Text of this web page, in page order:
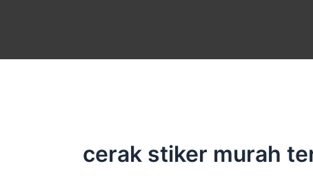
cerak stiker murah